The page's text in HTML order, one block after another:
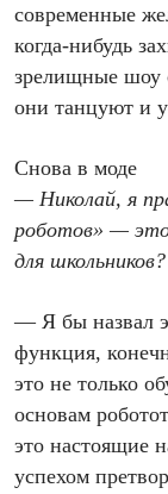
современные
когда-нибудь
зрелищные шоу
они танцуют и
Снова в моде
— Николай, я
роботов» —
для школьников?
— Я бы назвал
функция,
это не только
основам
это настоящие
успехом